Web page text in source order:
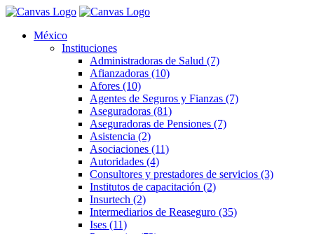
México
Instituciones
Administradoras de Salud (7)
Afianzadoras (10)
Afores (10)
Agentes de Seguros y Fianzas (7)
Aseguradoras (81)
Aseguradoras de Pensiones (7)
Asistencia (2)
Asociaciones (11)
Autoridades (4)
Consultores y prestadores de servicios (3)
Institutos de capacitación (2)
Insurtech (2)
Intermediarios de Reaseguro (35)
Ises (11)